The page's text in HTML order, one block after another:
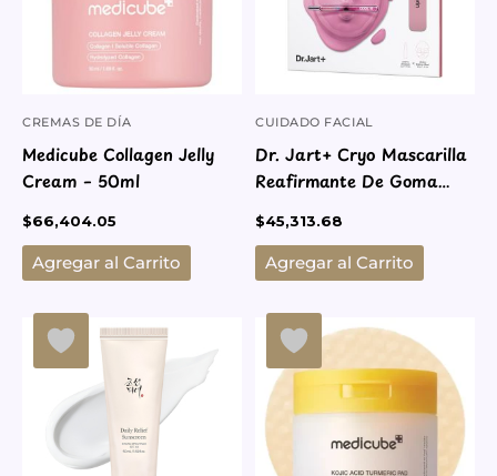
CREMAS DE DÍA
Medicube Collagen Jelly
Cream – 50ml
$66,404.05
Agregar al Carrito
CUIDADO FACIAL
Dr. Jart+ Cryo Mascarilla
Reafirmante De Goma
$45,313.68
Agregar al Carrito